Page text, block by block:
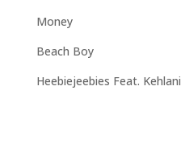
Money
Beach Boy
Heebiejeebies Feat. Kehlani